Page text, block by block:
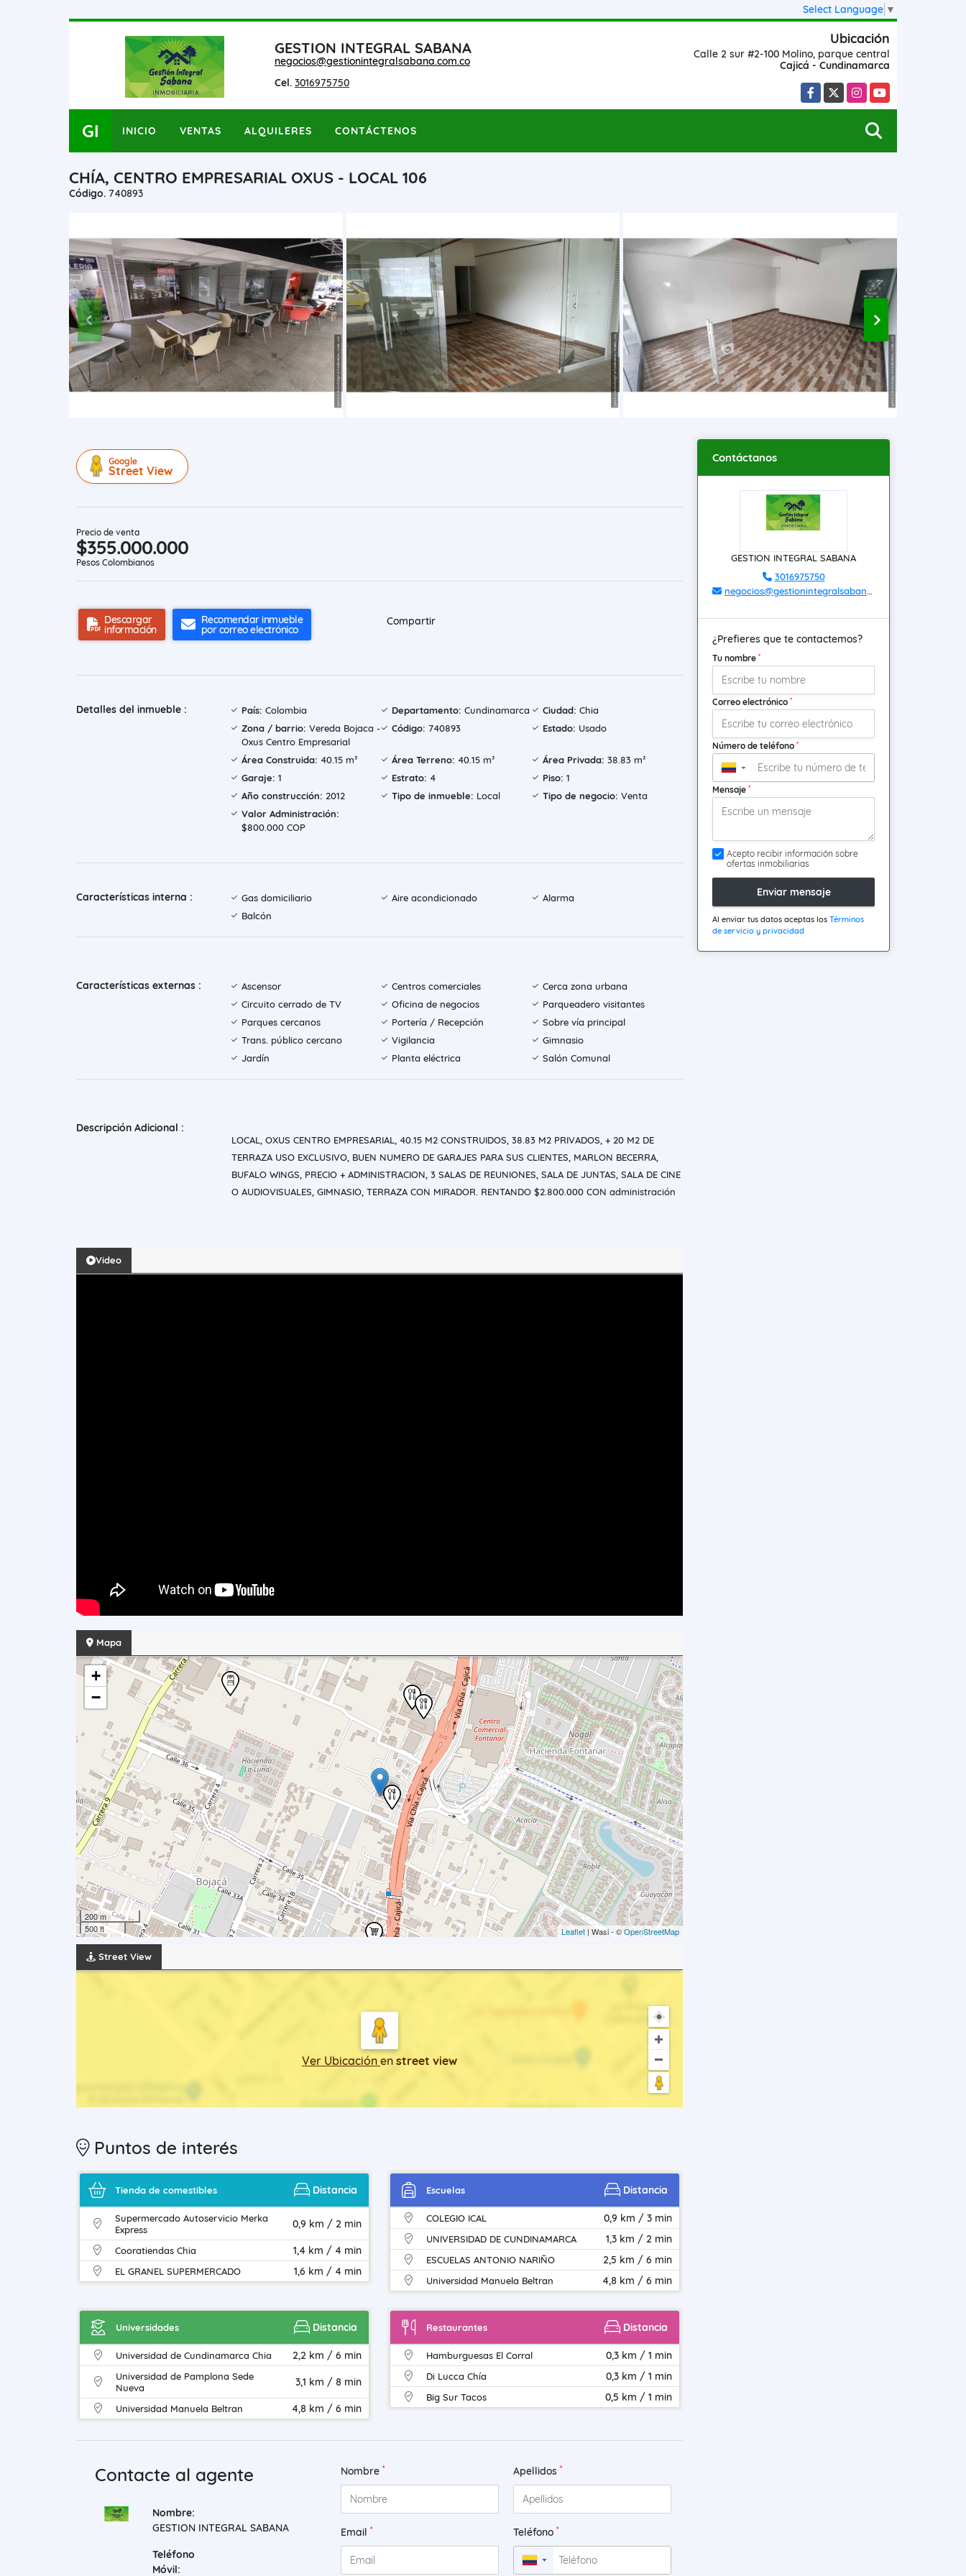
Select Language ▼
GESTION INTEGRAL SABANA
negocios@gestionintegralsabana.com.co
Cel. 3016975750
Ubicación
Calle 2 sur #2-100 Molino, parque central
Cajicá - Cundinamarca
Facebook
X Instagram
YouTube
GI INICIO VENTAS ALQUILERES CONTÁCTENOS
CHÍA, CENTRO EMPRESARIAL OXUS - LOCAL 106
Código. 740893
Google
Street View
Precio de venta
$355.000.000
Pesos Colombianos
Descargar
información
Recomendar inmueble
por correo electrónico
Compartir
Detalles del inmueble : País: Colombia Departamento: Cundinamarca Ciudad: Chia
Zona / barrio: Vereda Bojaca -
Oxus Centro Empresarial
Código: 740893 Estado: Usado
Área Construida: 40.15 m² Área Terreno: 40.15 m² Área Privada: 38.83 m²
Garaje: 1 Estrato: 4 Piso: 1
Año construcción: 2012 Tipo de inmueble: Local Tipo de negocio: Venta
Valor Administración:
$800.000 COP
Características interna : Gas domiciliario Aire acondicionado
Alarma
Balcón
Características externas : Ascensor Centros comerciales
Cerca zona urbana
Circuito cerrado de TV
Oficina de negocios
Parqueadero visitantes
Parques cercanos
Portería / Recepción
Sobre vía principal
Trans. público cercano
Vigilancia
Gimnasio
Jardín
Planta eléctrica Salón Comunal
Descripción Adicional :
LOCAL, OXUS CENTRO EMPRESARIAL, 40.15 M2 CONSTRUIDOS, 38.83 M2 PRIVADOS, + 20 M2 DE
TERRAZA USO EXCLUSIVO, BUEN NUMERO DE GARAJES PARA SUS CLIENTES, MARLON BECERRA,
BUFALO WINGS, PRECIO + ADMINISTRACION, 3 SALAS DE REUNIONES, SALA DE JUNTAS, SALA DE CINE
O AUDIOVISUALES, GIMNASIO, TERRAZA CON MIRADOR. RENTANDO $2.800.000 CON administración
Video
Mapa
+
−
200 m
500 ft
Leaflet | Wasi - ©OpenStreetMap
Street View
Ver Ubicación en street view
Puntos de interés
Tienda de comestibles Distancia
Supermercado Autoservicio Merka
Express
0,9 km / 2 min
Cooratiendas Chia 1,4 km / 4 min
EL GRANEL SUPERMERCADO 1,6 km / 4 min
Escuelas Distancia
COLEGIO ICAL 0,9 km / 3 min
UNIVERSIDAD DE CUNDINAMARCA 1,3 km / 2 min
ESCUELAS ANTONIO NARIÑO 2,5 km / 6 min
Universidad Manuela Beltran 4,8 km / 6 min
Universidades Distancia
Universidad de Cundinamarca Chia 2,2 km / 6 min
Universidad de Pamplona Sede
Nueva
3,1 km / 8 min
Universidad Manuela Beltran 4,8 km / 6 min
Restaurantes Distancia
Hamburguesas El Corral 0,3 km / 1 min
Di Lucca Chía 0,3 km / 1 min
Big Sur Tacos 0,5 km / 1 min
Contacte al agente
Nombre:
GESTION INTEGRAL SABANA
Teléfono
Móvil:
Nombre * Apellidos *
Email * Teléfono *
▼
Contáctanos
GESTION INTEGRAL SABANA
3016975750
negocios@gestionintegralsabana.com.co
¿Prefieres que te contactemos?
Tu nombre *
Correo electrónico *
Número de teléfono *
▼
Mensaje *
Acepto recibir información sobre
ofertas inmobiliarias
Enviar mensaje
Al enviar tus datos aceptas los Términos
de servicio y privacidad